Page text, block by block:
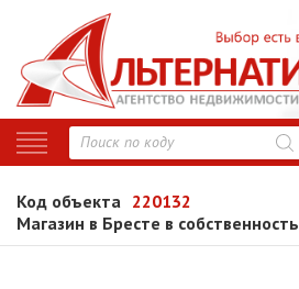
Код объекта 220132
Магазин в Бресте в собственность